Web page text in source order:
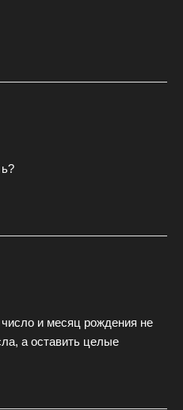
и месяц рождения не
а оставить целые